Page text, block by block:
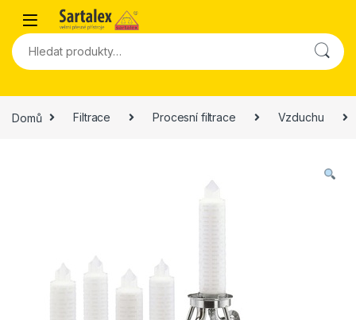
Skip to navigation
Skip to content
Hledat:
Domů Filtrace Procesní filtrace Vzduchu